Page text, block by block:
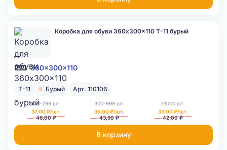
360x300x110
Коробка для обуви 360x300x110 Т-11 бурый
Т-11 Бурый Арт. 110106
100-299 шт.
37,00 ₽/шт.
46,00 ₽
300-999 шт.
35,00 ₽/шт.
43,50 ₽
>1000 шт.
33,00 ₽/шт.
42,00 ₽
В корзину